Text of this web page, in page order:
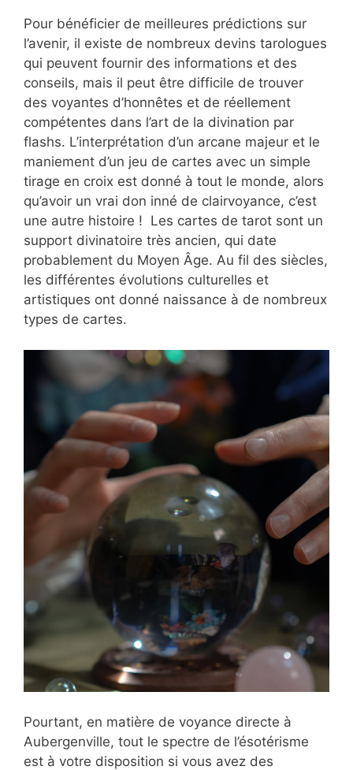
Pour bénéficier de meilleures prédictions sur
l’avenir, il existe de nombreux devins tarologues
qui peuvent fournir des informations et des
conseils, mais il peut être difficile de trouver
des voyantes d’honnêtes et de réellement
compétentes dans l’art de la divination par
flashs. L’interprétation d’un arcane majeur et le
maniement d’un jeu de cartes avec un simple
tirage en croix est donné à tout le monde, alors
qu’avoir un vrai don inné de clairvoyance, c’est
une autre histoire ! Les cartes de tarot sont un
support divinatoire très ancien, qui date
probablement du Moyen Âge. Au fil des siècles,
les différentes évolutions culturelles et
artistiques ont donné naissance à de nombreux
types de cartes.
Pourtant, en matière de voyance directe à
Aubergenville, tout le spectre de l’ésotérisme
est à votre disposition si vous avez des